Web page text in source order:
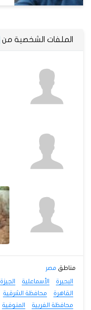
الملفات الشخصية من
مناطق مصر
البحيرة
الأسماعلية الجيزة
القاهرة
محافظة الشرقية
محافظة الغربية
المنوفية